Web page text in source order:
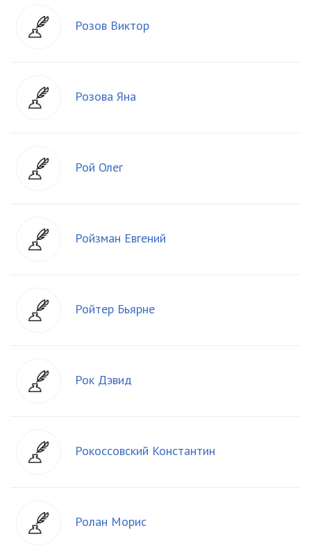
Розов Виктор
Розова Яна
Рой Олег
Ройзман Евгений
Ройтер Бьярне
Рок Дэвид
Рокоссовский Константин
Ролан Морис